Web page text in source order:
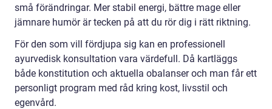
små förändringar. Mer stabil energi, bättre mage eller
jämnare humör är tecken på att du rör dig i rätt riktning.
För den som vill fördjupa sig kan en professionell
ayurvedisk konsultation vara värdefull. Då kartläggs
både konstitution och aktuella obalanser och man får ett
personligt program med råd kring kost, livsstil och
egenvård.